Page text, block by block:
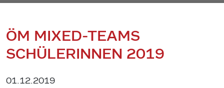
ÖM MIXED-TEAMS
SCHÜLERINNEN 2019
01.12.2019